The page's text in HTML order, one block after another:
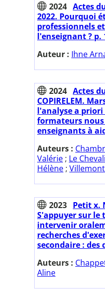
2024 Actes
2022. Pourquoi
professionnels
l'enseignant ? p.
Auteur : Ihne
2024 Actes
COPIRELEM.
l'analyse a
formateurs
enseignants à
Auteurs :
Valérie ; Le
Hélène ;
2023 Petit x.
S'appuyer sur le
intervenir
recherches
secondaire : des
Auteurs :
Aline